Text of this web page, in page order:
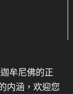
牟尼佛的正
内涵，欢迎您